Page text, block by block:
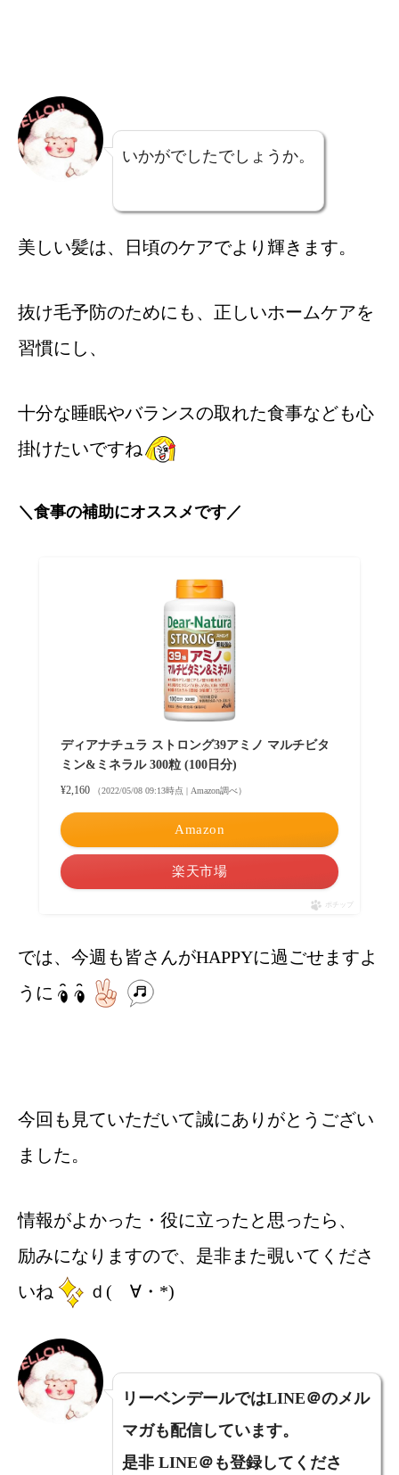
いかがでしたでしょうか。
美しい髪は、日頃のケアでより輝きます。
抜け毛予防のためにも、正しいホームケアを
習慣にし、
十分な睡眠やバランスの取れた食事なども心
掛けたいですね
＼食事の補助にオススメです／
ディアナチュラ ストロング39アミノ マルチビタ
ミン&ミネラル 300粒 (100日分)
¥2,160 （2022/05/08 09:13時点 | Amazon調べ）
Amazon
楽天市場
ポチップ
では、今週も皆さんがHAPPYに過ごせますよ
うに
今回も見ていただいて誠にありがとうござい
ました。
情報がよかった・役に立ったと思ったら、
励みになりますので、是非また覗いてくださ
いね
ｄ(ゝ∀・*)
リーベンデールではLINE＠のメル
マガも配信しています。
是非 LINE＠も登録してくださ